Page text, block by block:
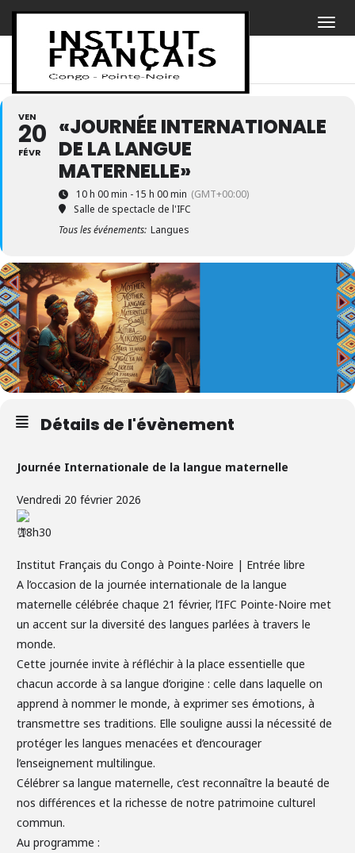
VEN
20
FÉVR
«JOURNÉE INTERNATIONALE
DE LA LANGUE
MATERNELLE»
10 h 00 min - 15 h 00 min (GMT+00:00)
Salle de spectacle de l'IFC
Tous les événements: Langues
Détails de l'évènement
Journée Internationale de la langue maternelle
Vendredi 20 février 2026
18h30
Institut Français du Congo à Pointe-Noire | Entrée libre
A l’occasion de la journée internationale de la langue
maternelle célébrée chaque 21 février, l’IFC Pointe-Noire met
un accent sur la diversité des langues parlées à travers le
monde.
Cette journée invite à réfléchir à la place essentielle que
chacun accorde à sa langue d’origine : celle dans laquelle on
apprend à nommer le monde, à exprimer ses émotions, à
transmettre ses traditions. Elle souligne aussi la nécessité de
protéger les langues menacées et d’encourager
l’enseignement multilingue.
Célébrer sa langue maternelle, c’est reconnaître la beauté de
nos différences et la richesse de notre patrimoine culturel
commun.
Au programme :